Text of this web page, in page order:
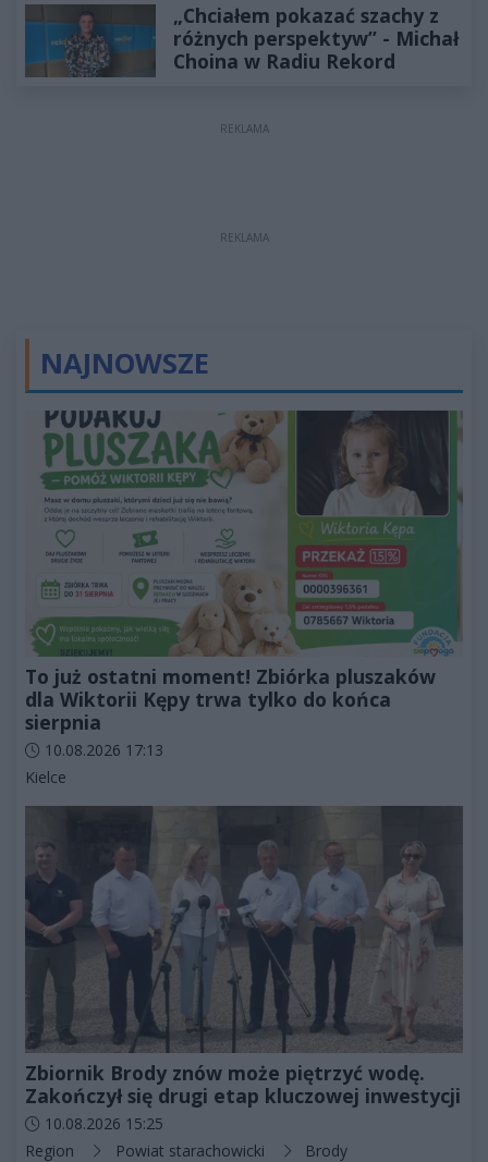
„Chciałem pokazać szachy z
różnych perspektyw” - Michał
Choina w Radiu Rekord
REKLAMA
REKLAMA
NAJNOWSZE
To już ostatni moment! Zbiórka pluszaków
dla Wiktorii Kępy trwa tylko do końca
sierpnia
Data dodania artykułu:
10.08.2026 17:13
Kategorie artykułu:
Kielce
Zbiornik Brody znów może piętrzyć wodę.
Zakończył się drugi etap kluczowej inwestycji
Data dodania artykułu:
10.08.2026 15:25
Kategorie artykułu:
Region Powiat starachowicki Brody